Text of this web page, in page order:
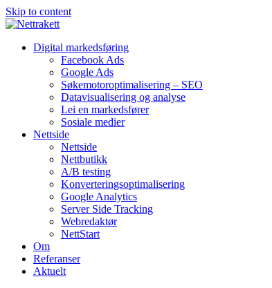
Skip to content
Digital markedsføring
Facebook Ads
Google Ads
Søkemotoroptimalisering – SEO
Datavisualisering og analyse
Lei en markedsfører
Sosiale medier
Nettside
Nettside
Nettbutikk
A/B testing
Konverteringsoptimalisering
Google Analytics
Server Side Tracking
Webredaktør
NettStart
Om
Referanser
Aktuelt